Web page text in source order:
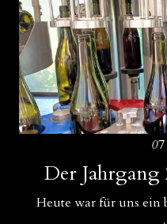
Der
Heute war für uns ein
Amphoren als
Drei Bühnen
Für uns im WeinGut